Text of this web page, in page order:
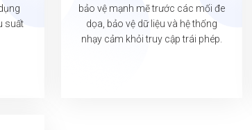
suất
bảo vệ mạnh mẽ trước các mối đe
dọa, bảo vệ dữ liệu và hệ thống
nhạy cảm khỏi truy cập trái phép.